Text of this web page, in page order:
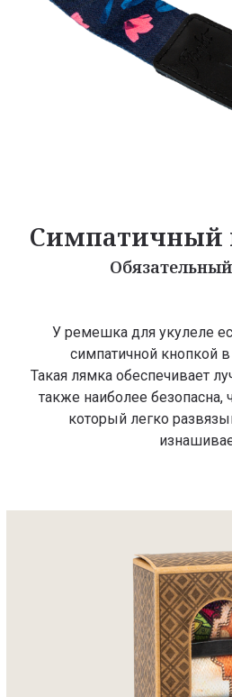
Симпатичный
У ремешка для укулеле
симпатичной кнопкой
Такая лямка обеспечивает
также наиболее
который легко